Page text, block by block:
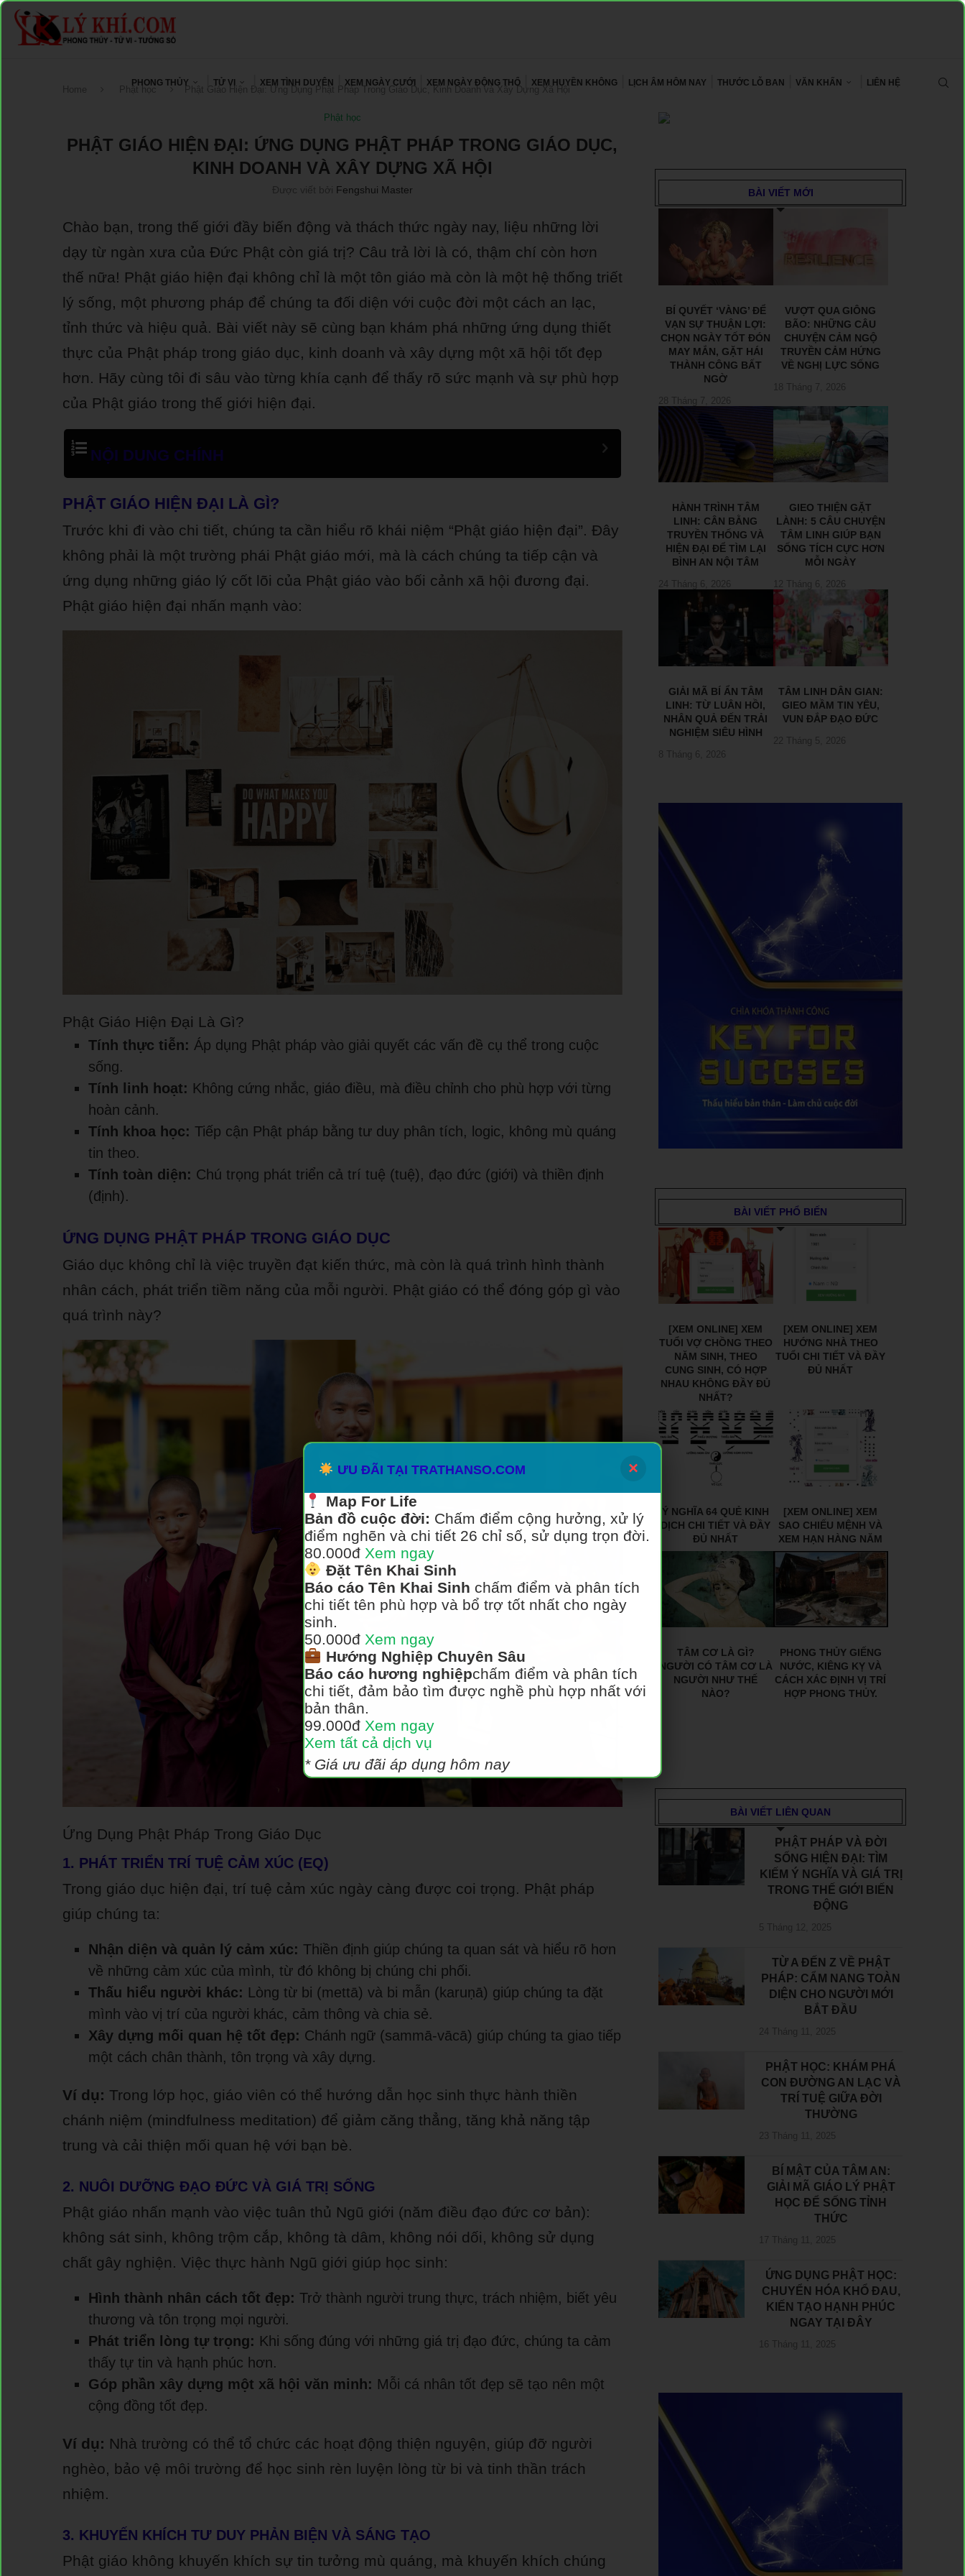
PHONG THỦY TỬ VI XEM TÌNH DUYÊN XEM NGÀY CƯỚI XEM NGÀY ĐỘNG THỔ XEM HUYỀN KHÔNG LỊCH ÂM HÔM NAY THƯỚC LỖ BAN VĂN KHẤN LIÊN HỆ
Home Phật học Phật Giáo Hiện Đại: Ứng Dụng Phật Pháp Trong Giáo Dục, Kinh Doanh và Xây Dựng Xã Hội
Phật học
PHẬT GIÁO HIỆN ĐẠI: ỨNG DỤNG PHẬT PHÁP TRONG GIÁO DỤC,
KINH DOANH VÀ XÂY DỰNG XÃ HỘI
Được viết bởi Fengshui Master
Chào bạn, trong thế giới đầy biến động và thách thức ngày nay, liệu những lời
dạy từ ngàn xưa của Đức Phật còn giá trị? Câu trả lời là có, thậm chí còn hơn
thế nữa! Phật giáo hiện đại không chỉ là một tôn giáo mà còn là một hệ thống triết
lý sống, một phương pháp để chúng ta đối diện với cuộc đời một cách an lạc,
tỉnh thức và hiệu quả. Bài viết này sẽ cùng bạn khám phá những ứng dụng thiết
thực của Phật pháp trong giáo dục, kinh doanh và xây dựng một xã hội tốt đẹp
hơn. Hãy cùng tôi đi sâu vào từng khía cạnh để thấy rõ sức mạnh và sự phù hợp
của Phật giáo trong thế giới hiện đại.
NỘI DUNG CHÍNH
PHẬT GIÁO HIỆN ĐẠI LÀ GÌ?
Trước khi đi vào chi tiết, chúng ta cần hiểu rõ khái niệm “Phật giáo hiện đại”. Đây
không phải là một trường phái Phật giáo mới, mà là cách chúng ta tiếp cận và
ứng dụng những giáo lý cốt lõi của Phật giáo vào bối cảnh xã hội đương đại.
Phật giáo hiện đại nhấn mạnh vào:
Phật Giáo Hiện Đại Là Gì?
Tính thực tiễn: Áp dụng Phật pháp vào giải quyết các vấn đề cụ thể trong cuộc
sống.
Tính linh hoạt: Không cứng nhắc, giáo điều, mà điều chỉnh cho phù hợp với từng
hoàn cảnh.
Tính khoa học: Tiếp cận Phật pháp bằng tư duy phân tích, logic, không mù quáng
tin theo.
Tính toàn diện: Chú trọng phát triển cả trí tuệ (tuệ), đạo đức (giới) và thiền định
(định).
ỨNG DỤNG PHẬT PHÁP TRONG GIÁO DỤC
Giáo dục không chỉ là việc truyền đạt kiến thức, mà còn là quá trình hình thành
nhân cách, phát triển tiềm năng của mỗi người. Phật giáo có thể đóng góp gì vào
quá trình này?
Ứng Dụng Phật Pháp Trong Giáo Dục
1. PHÁT TRIỂN TRÍ TUỆ CẢM XÚC (EQ)
Trong giáo dục hiện đại, trí tuệ cảm xúc ngày càng được coi trọng. Phật pháp
giúp chúng ta:
Nhận diện và quản lý cảm xúc: Thiền định giúp chúng ta quan sát và hiểu rõ hơn
về những cảm xúc của mình, từ đó không bị chúng chi phối.
Thấu hiểu người khác: Lòng từ bi (mettā) và bi mẫn (karuṇā) giúp chúng ta đặt
mình vào vị trí của người khác, cảm thông và chia sẻ.
Xây dựng mối quan hệ tốt đẹp: Chánh ngữ (sammā-vācā) giúp chúng ta giao tiếp
một cách chân thành, tôn trọng và xây dựng.
Ví dụ: Trong lớp học, giáo viên có thể hướng dẫn học sinh thực hành thiền
chánh niệm (mindfulness meditation) để giảm căng thẳng, tăng khả năng tập
trung và cải thiện mối quan hệ với bạn bè.
2. NUÔI DƯỠNG ĐẠO ĐỨC VÀ GIÁ TRỊ SỐNG
Phật giáo nhấn mạnh vào việc tuân thủ Ngũ giới (năm điều đạo đức cơ bản):
không sát sinh, không trộm cắp, không tà dâm, không nói dối, không sử dụng
chất gây nghiện. Việc thực hành Ngũ giới giúp học sinh:
Hình thành nhân cách tốt đẹp: Trở thành người trung thực, trách nhiệm, biết yêu
thương và tôn trọng mọi người.
Phát triển lòng tự trọng: Khi sống đúng với những giá trị đạo đức, chúng ta cảm
thấy tự tin và hạnh phúc hơn.
Góp phần xây dựng một xã hội văn minh: Mỗi cá nhân tốt đẹp sẽ tạo nên một
cộng đồng tốt đẹp.
Ví dụ: Nhà trường có thể tổ chức các hoạt động thiện nguyện, giúp đỡ người
nghèo, bảo vệ môi trường để học sinh rèn luyện lòng từ bi và tinh thần trách
nhiệm.
3. KHUYẾN KHÍCH TƯ DUY PHẢN BIỆN VÀ SÁNG TẠO
Phật giáo không khuyến khích sự tin tưởng mù quáng, mà khuyến khích chúng
BÀI VIẾT MỚI
BÍ QUYẾT ‘VÀNG’ ĐỂ
VẠN SỰ THUẬN LỢI:
CHỌN NGÀY TỐT ĐÓN
MAY MẮN, GẶT HÁI
THÀNH CÔNG BẤT
NGỜ
28 Tháng 7, 2026
VƯỢT QUA GIÔNG
BÃO: NHỮNG CÂU
CHUYỆN CẢM NGỘ
TRUYỀN CẢM HỨNG
VỀ NGHỊ LỰC SỐNG
18 Tháng 7, 2026
HÀNH TRÌNH TÂM
LINH: CÂN BẰNG
TRUYỀN THỐNG VÀ
HIỆN ĐẠI ĐỂ TÌM LẠI
BÌNH AN NỘI TÂM
24 Tháng 6, 2026
GIEO THIỆN GẶT
LÀNH: 5 CÂU CHUYỆN
TÂM LINH GIÚP BẠN
SỐNG TÍCH CỰC HƠN
MỖI NGÀY
12 Tháng 6, 2026
GIẢI MÃ BÍ ẨN TÂM
LINH: TỪ LUÂN HỒI,
NHÂN QUẢ ĐẾN TRẢI
NGHIỆM SIÊU HÌNH
8 Tháng 6, 2026
TÂM LINH DÂN GIAN:
GIEO MẦM TIN YÊU,
VUN ĐẮP ĐẠO ĐỨC
22 Tháng 5, 2026
BÀI VIẾT PHỔ BIẾN
[XEM ONLINE] XEM
TUỔI VỢ CHỒNG THEO
NĂM SINH, THEO
CUNG SINH, CÓ HỢP
NHAU KHÔNG ĐẦY ĐỦ
NHẤT?
[XEM ONLINE] XEM
HƯỚNG NHÀ THEO
TUỔI CHI TIẾT VÀ ĐẦY
ĐỦ NHẤT
Ý NGHĨA 64 QUẺ KINH
DỊCH CHI TIẾT VÀ ĐẦY
ĐỦ NHẤT
[XEM ONLINE] XEM
SAO CHIẾU MỆNH VÀ
XEM HẠN HÀNG NĂM
TÂM CƠ LÀ GÌ?
NGƯỜI CÓ TÂM CƠ LÀ
NGƯỜI NHƯ THẾ
NÀO?
PHONG THỦY GIẾNG
NƯỚC, KIÊNG KỴ VÀ
CÁCH XÁC ĐỊNH VỊ TRÍ
HỢP PHONG THỦY.
BÀI VIẾT LIÊN QUAN
PHẬT PHÁP VÀ ĐỜI
SỐNG HIỆN ĐẠI: TÌM
KIẾM Ý NGHĨA VÀ GIÁ TRỊ
TRONG THẾ GIỚI BIẾN
ĐỘNG
5 Tháng 12, 2025
TỪ A ĐẾN Z VỀ PHẬT
PHÁP: CẨM NANG TOÀN
DIỆN CHO NGƯỜI MỚI
BẮT ĐẦU
24 Tháng 11, 2025
PHẬT HỌC: KHÁM PHÁ
CON ĐƯỜNG AN LẠC VÀ
TRÍ TUỆ GIỮA ĐỜI
THƯỜNG
23 Tháng 11, 2025
BÍ MẬT CỦA TÂM AN:
GIẢI MÃ GIÁO LÝ PHẬT
HỌC ĐỂ SỐNG TỈNH
THỨC
17 Tháng 11, 2025
ỨNG DỤNG PHẬT HỌC:
CHUYỂN HÓA KHỔ ĐAU,
KIẾN TẠO HẠNH PHÚC
NGAY TẠI ĐÂY
16 Tháng 11, 2025
ƯU ĐÃI TẠI TRATHANSO.COM ×
Map For Life
Bản đồ cuộc đời: Chấm điểm cộng hưởng, xử lý
điểm nghẽn và chi tiết 26 chỉ số, sử dụng trọn đời.
80.000đ Xem ngay
Đặt Tên Khai Sinh
Báo cáo Tên Khai Sinh chấm điểm và phân tích
chi tiết tên phù hợp và bổ trợ tốt nhất cho ngày
sinh.
50.000đ Xem ngay
Hướng Nghiệp Chuyên Sâu
Báo cáo hương nghiệpchấm điểm và phân tích
chi tiết, đảm bảo tìm được nghề phù hợp nhất với
bản thân.
99.000đ Xem ngay
Xem tất cả dịch vụ
* Giá ưu đãi áp dụng hôm nay